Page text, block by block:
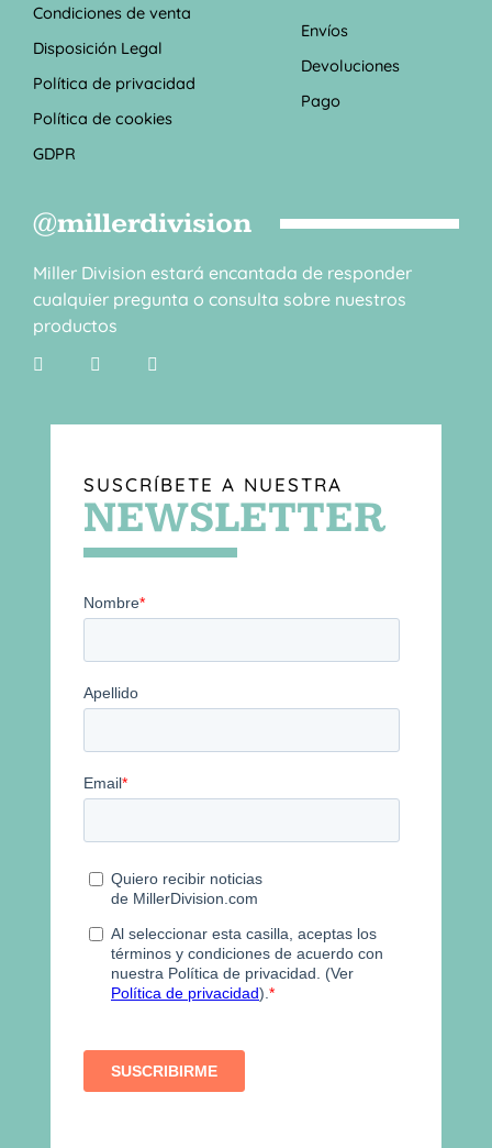
Condiciones de venta
Disposición Legal
Política de privacidad
Política de cookies
GDPR
Envíos
Devoluciones
Pago
@millerdivision
Miller Division estará encantada de responder
cualquier pregunta o consulta sobre nuestros
productos
SUSCRÍBETE A NUESTRA
NEWSLETTER